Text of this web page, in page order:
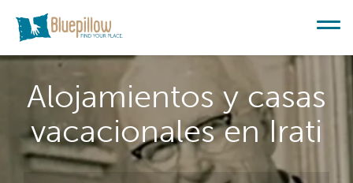
Alojamientos y casas
vacacionales en Irati